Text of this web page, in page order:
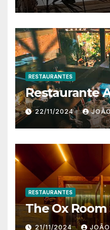
RESTAURANTES
Restaurante
22/11/2024
RESTAURANTES
The Ox
21/11/2024